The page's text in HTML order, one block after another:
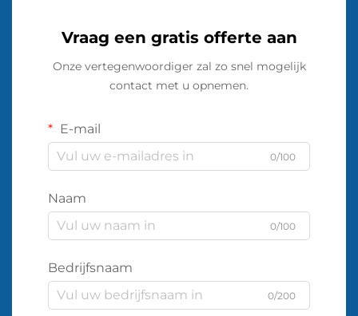
Vraag een gratis offerte aan
Onze vertegenwoordiger zal zo snel mogelijk
contact met u opnemen.
E-mail
0/100
Naam
0/100
Bedrijfsnaam
0/200